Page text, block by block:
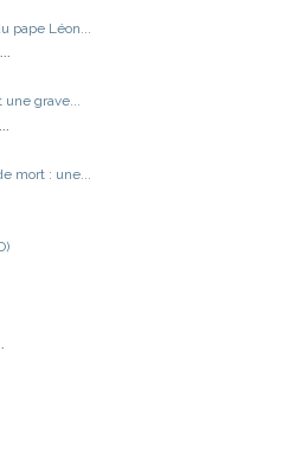
pape Léon...
grave...
mort : une...